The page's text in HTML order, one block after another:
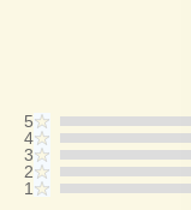
5
4
3
2
1